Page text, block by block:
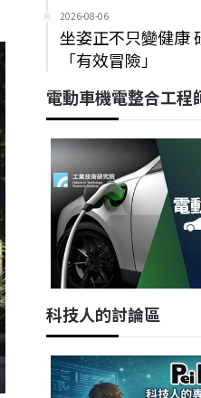
2026-08-06
坐姿正不只變健康
「有效冒險」
電動車機電整合工程
科技人的討論區